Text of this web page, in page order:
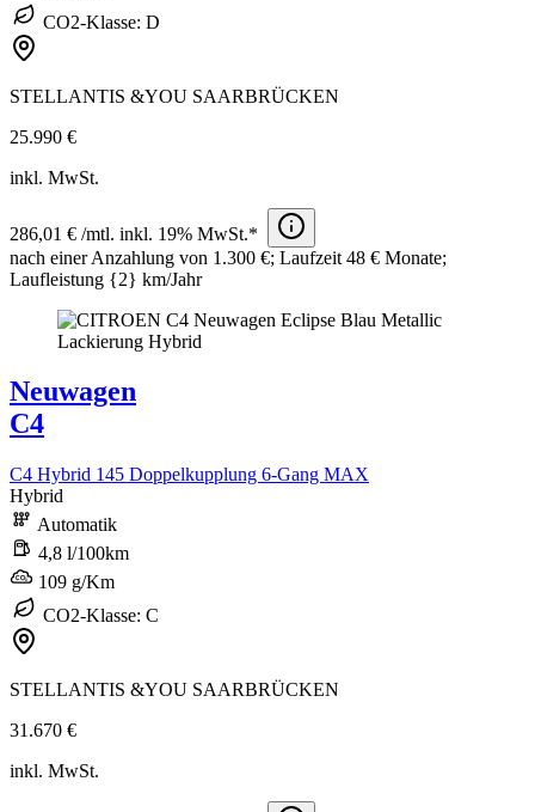
CO2-Klasse: D
STELLANTIS &YOU SAARBRÜCKEN
25.990 €
inkl. MwSt.
286,01 € /mtl. inkl. 19% MwSt.*
nach einer Anzahlung von 1.300 €; Laufzeit 48 € Monate;
Laufleistung {2} km/Jahr​
Neuwagen
C4
C4 Hybrid 145 Doppelkupplung 6-Gang MAX
Hybrid
Automatik
4,8 l/100km
109 g/Km
CO2-Klasse: C
STELLANTIS &YOU SAARBRÜCKEN
31.670 €
inkl. MwSt.